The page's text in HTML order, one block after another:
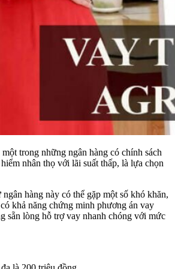
trong những ngân hàng có chính sách
nhân thọ với lãi suất thấp, là lựa chọn
hàng này có thể gặp một số khó khăn,
khả năng chứng minh phương án vay
sẵn lòng hỗ trợ vay nhanh chóng với mức